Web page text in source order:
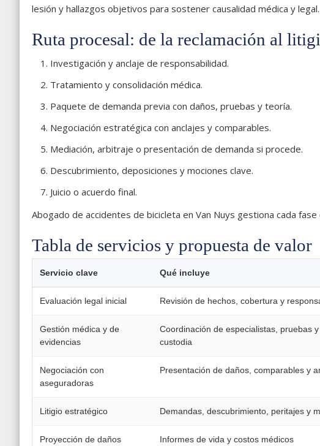
lesión y hallazgos objetivos para sostener causalidad médica y legal.
Ruta procesal: de la reclamación al
Investigación y anclaje de responsabilidad.
Tratamiento y consolidación médica.
Paquete de demanda previa con daños, pruebas y teoría.
Negociación estratégica con anclajes y comparables.
Mediación, arbitraje o presentación de demanda si procede.
Descubrimiento, deposiciones y mociones clave.
Juicio o acuerdo final.
Abogado de accidentes de bicicleta en Van Nuys gestiona cada
Tabla de servicios y propuesta de valor
Servicio clave Qué incluye
Evaluación legal inicial Revisión de hechos, cobertura y
Gestión médica y de
evidencias
Coordinación de especialistas, pruebas
custodia
Negociación con
aseguradoras
Presentación de daños, comparables y
Litigio estratégico Demandas, descubrimiento, peritajes y
Proyección de daños
Informes de vida y costos médicos